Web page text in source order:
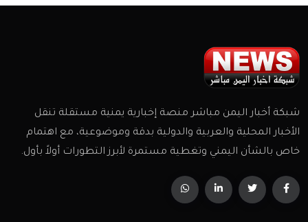
شبكة أخبار اليمن مباشر منصة إخبارية يمنية مستقلة تنقل
الأخبار المحلية والعربية والدولية بدقة وموضوعية، مع اهتمام
خاص بالشأن اليمني وتغطية مستمرة لأبرز التطورات أولاً بأول.